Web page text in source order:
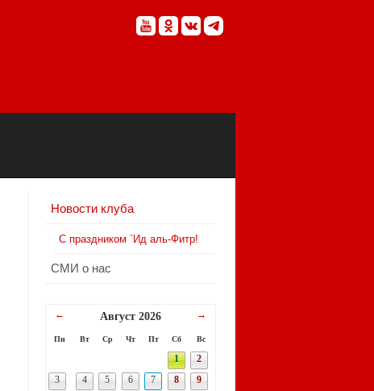
Новости клуба
С праздником `Ид аль-Фитр!
СМИ о нас
← Август 2026 →
Пн Вт Ср Чт Пт Сб Вс
1
2
3
4 5 6 7 8
9